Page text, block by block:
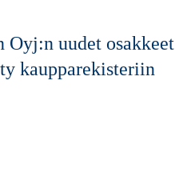
Oyj:n uudet osakkeet
kaupparekisteriin